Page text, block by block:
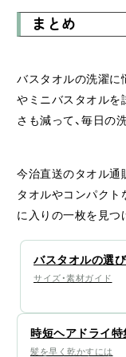
まとめ
バスタオルの洗濯に
やミニバスタオルを
さも減って、毎日の
今治直送のタオル通
タオルやコンパクト
に入りの一枚を見つ
バスタオルの選
サイズ・素材ガイド
時短ヘアドライ特
髪を早く乾かすには